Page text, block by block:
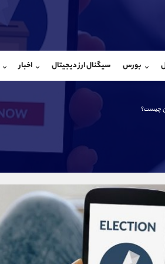
بورس سیگنال ارز دیجیتال اخبار
چیست؟
شروع گفتگو
تلگرام
داخلی